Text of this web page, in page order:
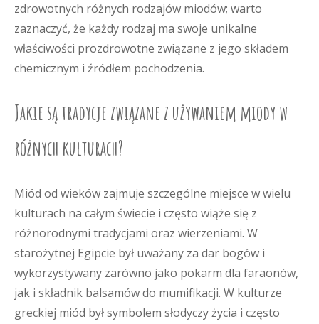
zdrowotnych różnych rodzajów miodów; warto
zaznaczyć, że każdy rodzaj ma swoje unikalne
właściwości prozdrowotne związane z jego składem
chemicznym i źródłem pochodzenia.
Jakie są tradycje związane z używaniem miody w
różnych kulturach?
Miód od wieków zajmuje szczególne miejsce w wielu
kulturach na całym świecie i często wiąże się z
różnorodnymi tradycjami oraz wierzeniami. W
starożytnej Egipcie był uważany za dar bogów i
wykorzystywany zarówno jako pokarm dla faraonów,
jak i składnik balsamów do mumifikacji. W kulturze
greckiej miód był symbolem słodyczy życia i często